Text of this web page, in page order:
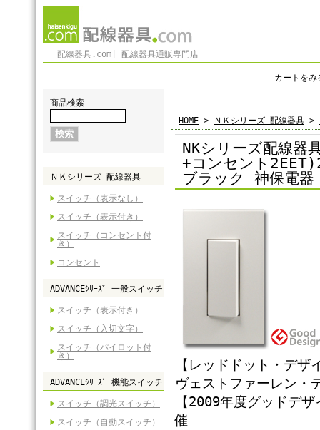
配線器具.com| 配線器具通販専門店
カートをみ
商品検索
ＮＫシリーズ 配線器具
スイッチ（表示なし）
スイッチ（表示付き）
スイッチ（コンセント付
き）
コンセント
ADVANCEｼﾘｰｽﾞ 一般スイッチ
スイッチ（表示付き）
スイッチ（入切文字）
スイッチ（パイロット付
き）
ADVANCEｼﾘｰｽﾞ 機能スイッチ
スイッチ（調光スイッチ）
スイッチ（自動スイッチ）
HOME > ＮＫシリーズ 配線器具 >
NKシリーズ配線器
+コンセント
ブラック 神保電器
【レッドドット・デ
ヴェストファーレン・
【2009年度グッドデ
催